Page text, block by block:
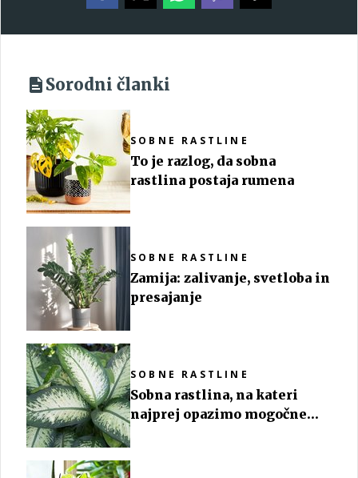
Sorodni članki
SOBNE RASTLINE
To je razlog, da sobna
rastlina postaja rumena
SOBNE RASTLINE
Zamija: zalivanje, svetloba in
presajanje
SOBNE RASTLINE
Sobna rastlina, na kateri
najprej opazimo mogočne